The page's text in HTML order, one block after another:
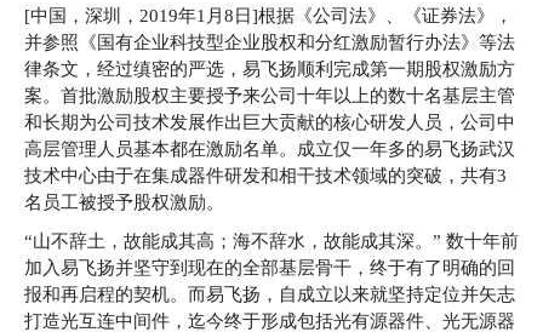
[中国，深圳，2019年1月8日]根据《公司法》、《证券法》，
并参照《国有企业科技型企业股权和分红激励暂行办法》等法
律条文，经过缜密的严选，易飞扬顺利完成第一期股权激励方
案。首批激励股权主要授予来公司十年以上的数十名基层主管
和长期为公司技术发展作出巨大贡献的核心研发人员，公司中
高层管理人员基本都在激励名单。成立仅一年多的易飞扬武汉
技术中心由于在集成器件研发和相干技术领域的突破，共有3
名员工被授予股权激励。
“山不辞土，故能成其高；海不辞水，故能成其深。” 数十年前
加入易飞扬并坚守到现在的全部基层骨干，终于有了明确的回
报和再启程的契机。而易飞扬，自成立以来就坚持定位并矢志
打造光互连中间件，迄今终于形成包括光有源器件、光无源器